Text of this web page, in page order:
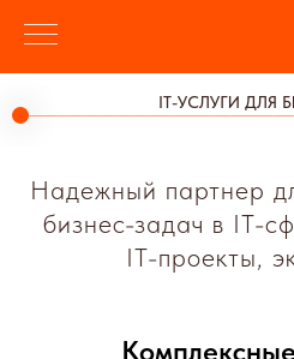
IT-УСЛУГИ ДЛЯ БИЗНЕСА
Надежный партнер
бизнес-задач в IT-
IT-проекты,